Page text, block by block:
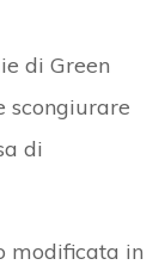
di Green
scongiurare
di
modificata in